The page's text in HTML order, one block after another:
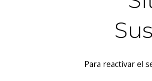
Para reactivar el